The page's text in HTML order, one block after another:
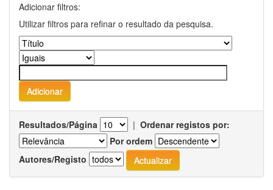
Adicionar filtros:
Utilizar filtros para refinar o resultado da pesquisa.
Resultados/Página | Ordenar registos por:
Por ordem
Autores/Registo